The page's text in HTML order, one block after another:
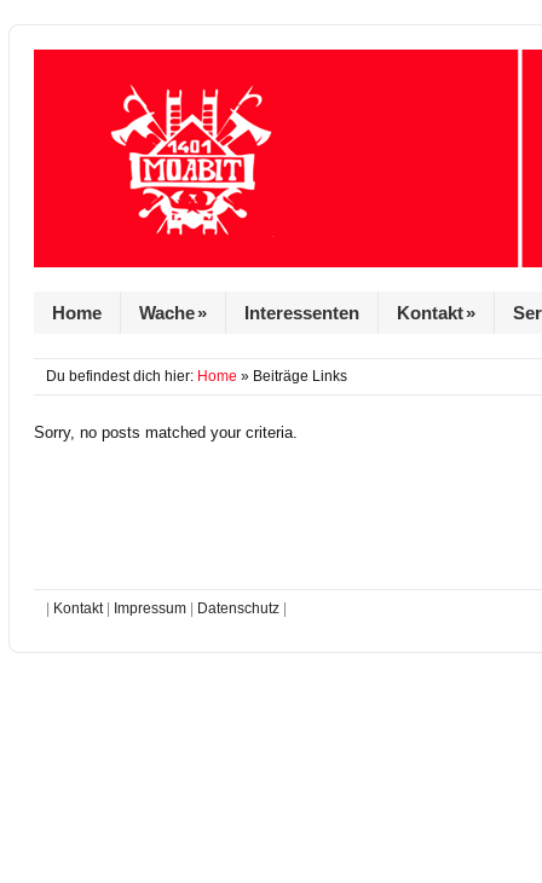
Home Wache» Interessenten Kontakt»
Du befindest dich hier: Home » Beiträge Links
Sorry, no posts matched your criteria.
Kontakt| Impressum| Datenschutz|